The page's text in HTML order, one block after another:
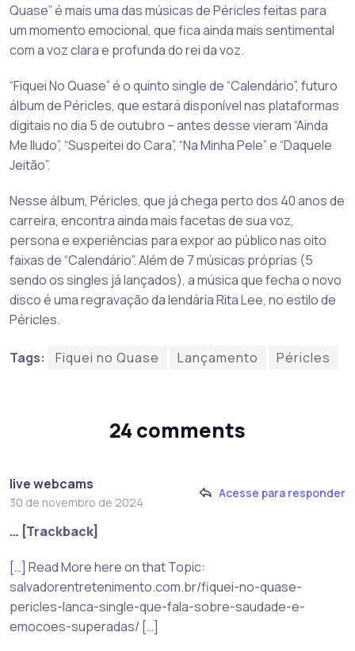
Quase” é mais uma das músicas de Péricles feitas para
um momento emocional, que fica ainda mais sentimental
com a voz clara e profunda do rei da voz.
“Fiquei No Quase” é o quinto single de “Calendário”, futuro
álbum de Péricles, que estará disponível nas plataformas
digitais no dia 5 de outubro – antes desse vieram “Ainda
Me Iludo”, “Suspeitei do Cara”, “Na Minha Pele” e “Daquele
Jeitão”.
Nesse álbum, Péricles, que já chega perto dos 40 anos de
carreira, encontra ainda mais facetas de sua voz,
persona e experiências para expor ao público nas oito
faixas de “Calendário”. Além de 7 músicas próprias (5
sendo os singles já lançados), a música que fecha o novo
disco é uma regravação da lendária Rita Lee, no estilo de
Péricles.
Tags: Fiquei no Quase Lançamento Péricles
24 comments
live webcams
30 de novembro de 2024
Acesse para responder
… [Trackback]
[…] Read More here on that Topic:
salvadorentretenimento.com.br/fiquei-no-quase-
pericles-lanca-single-que-fala-sobre-saudade-e-
emocoes-superadas/ […]